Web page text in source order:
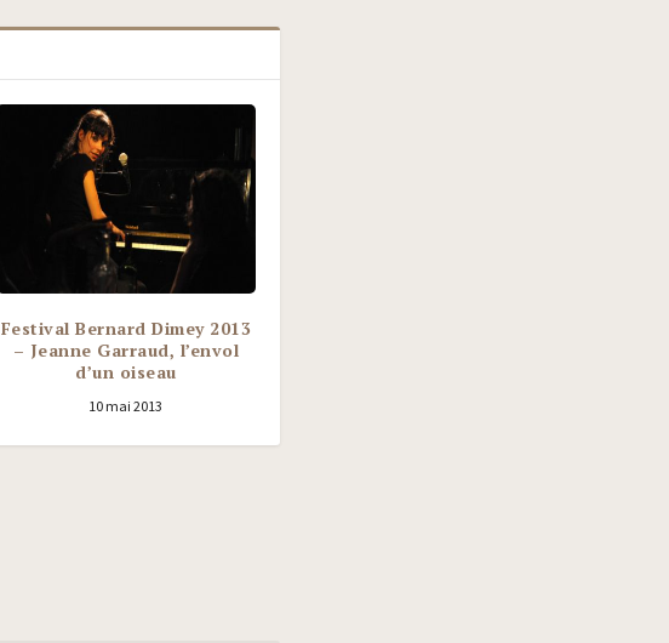
Festival Bernard Dimey 2013
– Jeanne Garraud, l’envol
d’un oiseau
10 mai 2013